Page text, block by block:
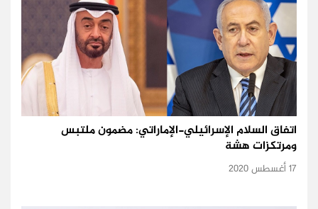
اتفاق السلام الإسرائيلي-الإماراتي: مضمون ملتبس
ومرتكزات هشة
17 أغسطس 2020